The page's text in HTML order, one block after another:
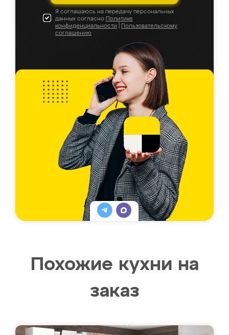
Я соглашаюсь на передачу персональных
данных согласно Политике
конфиденциальности
Пользовательскому
соглашению
Похожие кухни на
заказ